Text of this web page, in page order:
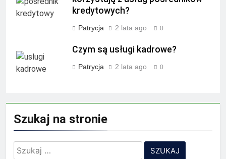
kredytowych?
Patrycja 2 lata ago 0
Czym są usługi kadrowe?
Patrycja 2 lata ago 0
Szukaj na stronie
Szukaj: